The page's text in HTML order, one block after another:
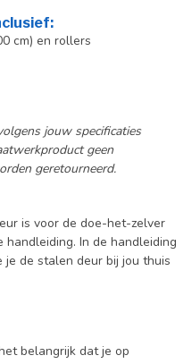
cm) en rollers
jouw specificaties
geen
geretourneerd.
is voor de doe-het-zelver
In de handleiding
de stalen deur bij jou thuis
belangrijk dat je op